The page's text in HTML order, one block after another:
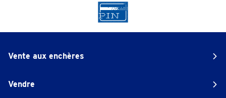
Vente aux enchères
Vendre